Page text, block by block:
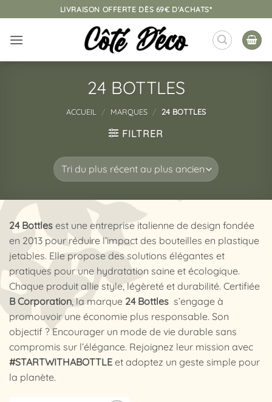
au
contenu
LIVRAISON OFFERTE DÈS 69€ D'ACHATS*
24 BOTTLES
ACCUEIL / MARQUES / 24 BOTTLES
FILTRER
24 Bottles est une entreprise italienne de design fondée
en 2013 pour réduire l’impact des bouteilles en plastique
jetables. Elle propose des solutions élégantes et
pratiques pour une hydratation saine et écologique.
Chaque produit allie style, légèreté et durabilité. Certifiée
B Corporation , la marque 24 Bottles s’engage à
promouvoir une économie plus responsable. Son
objectif ? Encourager un mode de vie durable sans
compromis sur l’élégance. Rejoignez leur mission avec
#STARTWITHABOTTLE et adoptez un geste simple pour
la planète.